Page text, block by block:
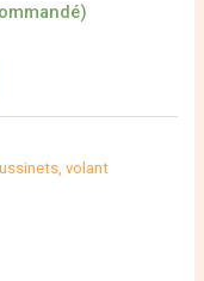
volant